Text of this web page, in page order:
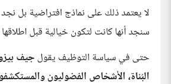
لا يعتمد ذلك على نماذج افتراضية بل
سنجد أنها كانت لتكون خيالية قبل
حتى في سياسة التوظيف يقولجيف
البُناة، الأشخاص الفضوليون